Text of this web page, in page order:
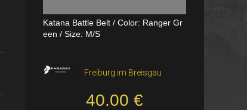
Katana Battle Belt / Color: Ranger Gr
een / Size: M/S
Freiburg im Breisgau
40.00 €
Dual Channel PTT
VerageAirsoft, Borås
550.00 SEK